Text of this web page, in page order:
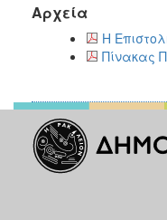
2016
2013
2012
2011
Αρχεία
Η
Πίνακας